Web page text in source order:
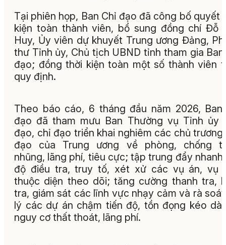
Tại phiên họp, Ban Chỉ đạo đã công bố quyết
kiện toàn thành viên, bổ sung đồng chí Đỗ
Huy, Ủy viên dự khuyết Trung ương Đảng,
thư Tỉnh ủy, Chủ tịch UBND tỉnh tham gia
đạo; đồng thời kiện toàn một số thành viên
quy định.
Theo báo cáo, 6 tháng đầu năm 2026, Ban
đạo đã tham mưu Ban Thường vụ Tỉnh ủy
đạo, chỉ đạo triển khai nghiêm các chủ
đạo của Trung ương về phòng, chống
nhũng, lãng phí, tiêu cực; tập trung đẩy nhanh
độ điều tra, truy tố, xét xử các vụ án, vụ
thuộc diện theo dõi; tăng cường thanh tra,
tra, giám sát các lĩnh vực nhạy cảm và rà
lý các dự án chậm tiến độ, tồn đọng kéo
nguy cơ thất thoát, lãng phí.